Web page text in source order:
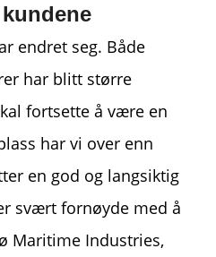
endret seg. Både
har blitt større
fortsette å være en
har vi over enn
en god og langsiktig
svært fornøyde med å
Maritime Industries,